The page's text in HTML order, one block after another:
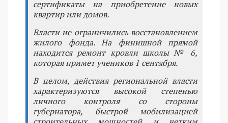
сертификаты на приобретение новых
квартир или домов.
Власти не ограничились восстановлением
жилого фонда. На финишной прямой
находится ремонт кровли школы № 6,
которая примет учеников 1 сентября.
В целом, действия региональной власти
характеризуются высокой степенью
личного контроля со стороны
губернатора, быстрой мобилизацией